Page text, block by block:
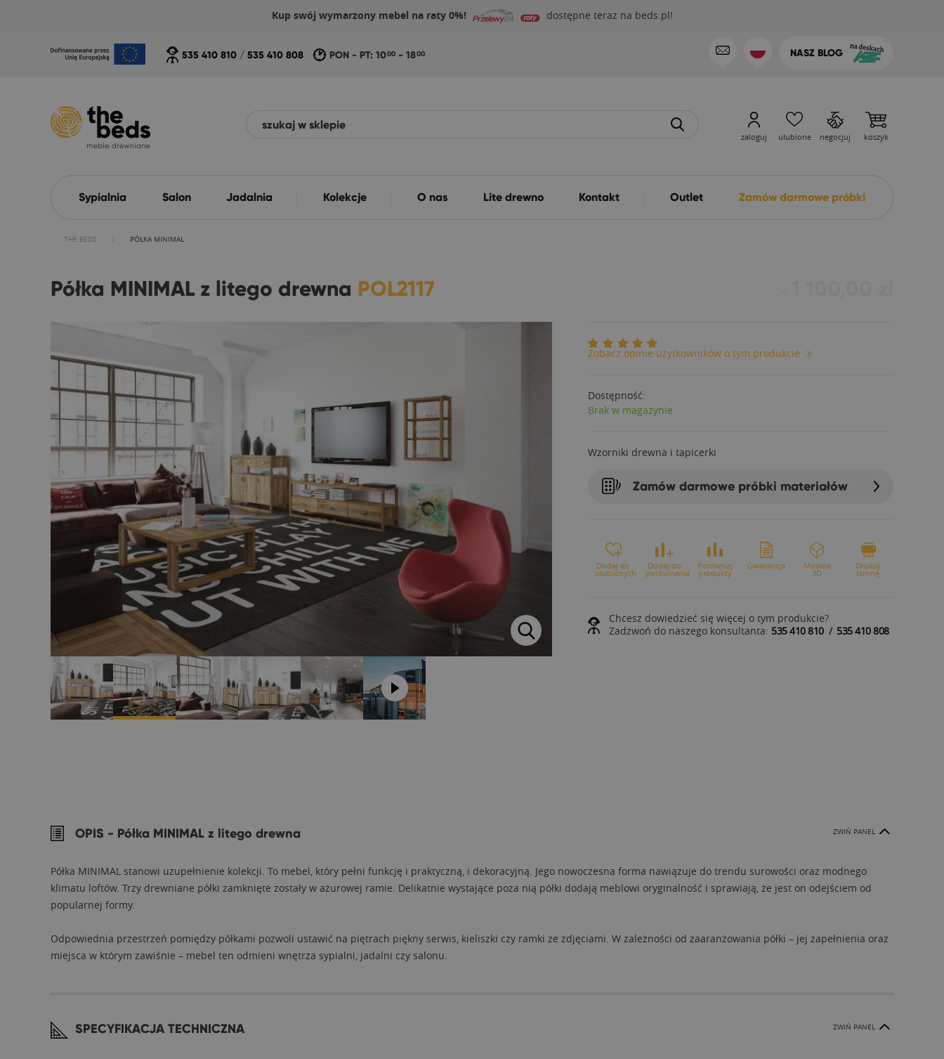
Kup swój wymarzony mebel na raty 0%! dostępne teraz na beds.pl!
NASZ BLOG
535 410 810 / 535 410 808 PON - PT: 1000 - 1800
zaloguj ulubione negocjuj koszyk
Sypialnia Salon Jadalnia Kolekcje O nas Lite drewno Kontakt Outlet Zamów darmowe próbki
THE BEDS PÓŁKA MINIMAL
Półka MINIMAL z litego drewna POL2117
Zobacz opinie użytkowników o tym produkcie
Dostępność:
Brak w magazynie
Wzorniki drewna i tapicerki
Zamów darmowe próbki materiałów
Dodaj do
ulubionych
Dodaj do
porównania
Porównaj
produkty
Gwarancja Modele
3D
Drukuj
stronę
Chcesz dowiedzieć się więcej o tym produkcie?
Zadzwoń do naszego konsultanta: 535 410 810/ 535 410 808
OPIS - Półka MINIMAL z litego drewna ZWIŃ PANEL
Półka MINIMAL stanowi uzupełnienie kolekcji. To mebel, który pełni funkcję i praktyczną, i dekoracyjną. Jego nowoczesna forma nawiązuje do trendu surowości oraz modnego
klimatu loftów. Trzy drewniane półki zamknięte zostały w ażurowej ramie. Delikatnie wystające poza nią półki dodają meblowi oryginalność i sprawiają, że jest on odejściem od
popularnej formy.
Odpowiednia przestrzeń pomiędzy półkami pozwoli ustawić na piętrach piękny serwis, kieliszki czy ramki ze zdjęciami. W zależności od zaaranżowania półki – jej zapełnienia oraz
miejsca w którym zawiśnie – mebel ten odmieni wnętrza sypialni, jadalni czy salonu.
SPECYFIKACJA TECHNICZNA ZWIŃ PANEL